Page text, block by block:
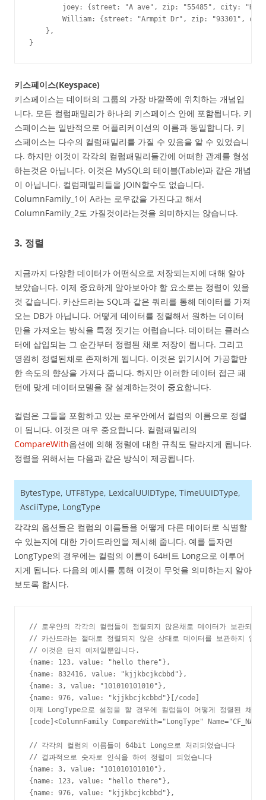
joey: {street: "A ave", zip: "55485", city:
William: {street: "Armpit Dr", zip: "93301",
    },
}
키스페이스(Keyspace)
키스페이스는 데이터의 그룹의 가장 바깥쪽에 위치하는 개념입
니다. 모든 컬럼패밀리가 하나의 키스페이스 안에 포함됩니다. 키
스페이스는 일반적으로 어플리케이션의 이름과 동일합니다. 키
스페이스는 다수의 컬럼패밀리를 가질 수 있음을 알 수 있었습니
다. 하지만 이것이 각각의 컬럼패밀리들간에 어떠한 관계를 형성
하는것은 아닙니다. 이것은 MySQL의 테이블(Table)과 같은 개념
이 아닙니다. 컬럼패밀리들을 JOIN할수도 없습니다.
ColumnFamily_1이 A라는 로우값을 가진다고 해서
ColumnFamily_2도 가질것이라는것을 의미하지는 않습니다.
3. 정렬
지금까지 다양한 데이터가 어떤식으로 저장되는지에 대해 알아
보았습니다. 이제 중요하게 알아보아야 할 요소로는 정렬이 있을
것 같습니다. 카산드라는 SQL과 같은 쿼리를 통해 데이터를 가져
오는 DB가 아닙니다. 어떻게 데이터를 정렬해서 원하는 데이터
만을 가져오는 방식을 특정 짓기는 어렵습니다. 데이터는 클러스
터에 삽입되는 그 순간부터 정렬된 채로 저장이 됩니다. 그리고
영원히 정렬된채로 존재하게 됩니다. 이것은 읽기시에 가공할만
한 속도의 향상을 가져다 줍니다. 하지만 이러한 데이터 접근 패
턴에 맞게 데이터모델을 잘 설계하는것이 중요합니다.
컬럼은 그들을 포함하고 있는 로우안에서 컬럼의 이름으로 정렬
이 됩니다. 이것은 매우 중요합니다. 컬럼패밀리의
CompareWith옵션에 의해 정렬에 대한 규칙도 달라지게 됩니다.
정렬을 위해서는 다음과 같은 방식이 제공됩니다.
BytesType, UTF8Type, LexicalUUIDType, TimeUUIDType,
AsciiType, LongType
각각의 옵션들은 컬럼의 이름들을 어떻게 다른 데이터로 식별할
수 있는지에 대한 가이드라인을 제시해 줍니다. 예를 들자면
LongType의 경우에는 컬럼의 이름이 64비트 Long으로 이루어
지게 됩니다. 다음의 예시를 통해 이것이 무엇을 의미하는지 알아
보도록 합시다.
// 로우안의 각각의 컬럼들이 정렬되지 않은채로 데이터가 보관되어있
// 카산드라는 절대로 정렬되지 않은 상태로 데이터를 보관하지 않습
// 이것은 단지 예제일뿐입니다.
{name: 123, value: "hello there"},
{name: 832416, value: "kjjkbcjkcbbd"},
{name: 3, value: "101010101010"},
{name: 976, value: "kjjkbcjkcbbd"}[/code]
이제 LongType으로 설정을 할 경우에 컬럼들이 어떻게 정렬된 채로
[code]<ColumnFamily CompareWith="LongType"
// 각각의 컬럼의 이름들이 64bit Long으로 처리되었습니다
// 결과적으로 숫자로 인식을 하여 정렬이 되었습니다
{name: 3, value: "101010101010"},
{name: 123, value: "hello there"},
{name: 976, value: "kjjkbcjkcbbd"},